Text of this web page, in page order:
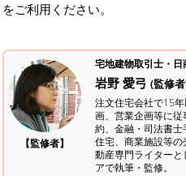
をご利用ください。
【監修者】
宅地建物取引士・日
岩野 愛弓 (監修
注文住宅会社で15
画、営業企画等に
約、金融・司法書士
住宅、商業施設等
動産専門ライター
アで執筆・監修。